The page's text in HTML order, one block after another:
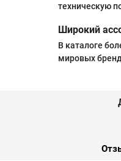
техническую
Широкий
В каталоге
мировых